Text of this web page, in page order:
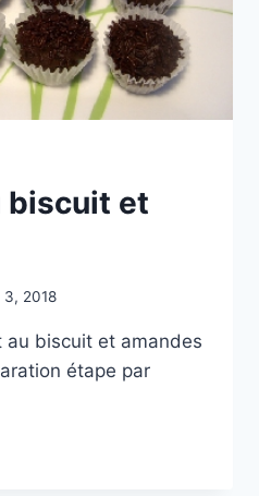
biscuit et
3, 2018
au biscuit et amandes
étape par